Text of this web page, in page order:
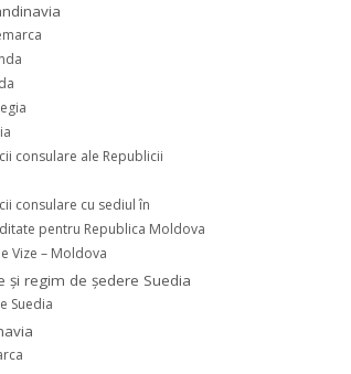
consulare ale Republicii
consulare cu sediul în
pentru Republica Moldova
Vize – Moldova
şi regim de şedere Suedia
Suedia